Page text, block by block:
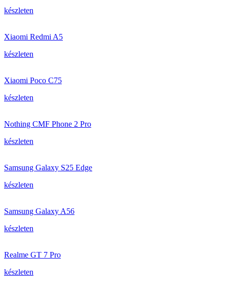
készleten
Xiaomi Redmi A5
készleten
Xiaomi Poco C75
készleten
Nothing CMF Phone 2 Pro
készleten
Samsung Galaxy S25 Edge
készleten
Samsung Galaxy A56
készleten
Realme GT 7 Pro
készleten